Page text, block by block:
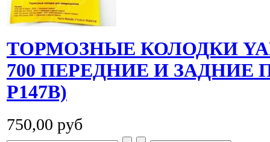
ТОРМОЗНЫЕ КОЛОДКИ
700 ПЕРЕДНИЕ И ЗАДНИЕ
P147B)
750,00 руб